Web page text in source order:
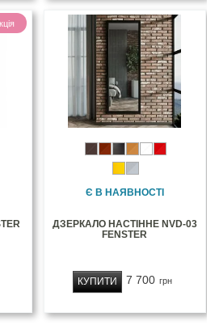
Є В НАЯВНОСТІ
ДЗЕРКАЛО НАСТІННЕ NVD-03
FENSTER
7 700 грн
КУПИТИ